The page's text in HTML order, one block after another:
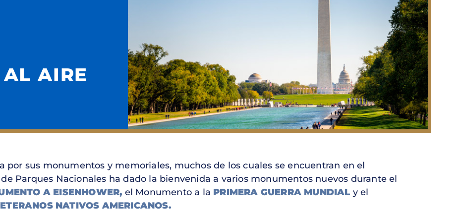
AIRE
por sus monumentos y memoriales, muchos de los cuales se encuentran en el
de Parques Nacionales ha dado la bienvenida a varios monumentos nuevos durante el
A EISENHOWER, el Monumento a la PRIMERA GUERRA MUNDIAL y el
NATIVOS AMERICANOS.